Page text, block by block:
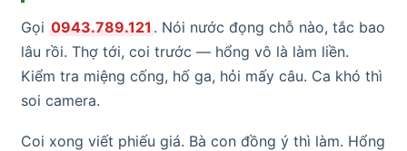
Gọi 0943.789.121 . Nói nước đọng chỗ nào, tắc bao
lâu rồi. Thợ tới, coi trước — hổng vô là làm liền.
Kiểm tra miệng cống, hố ga, hỏi mấy câu. Ca khó thì
soi camera.
Coi xong viết phiếu giá. Bà con đồng ý thì làm. Hổng